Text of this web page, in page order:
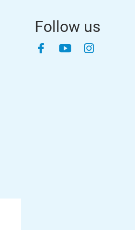
Follow us
Facebook
YouTubeInstagram